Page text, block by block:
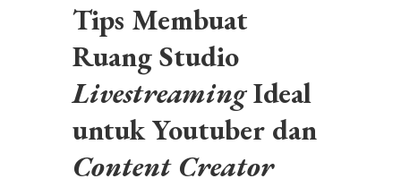
Tips Membuat
Ruang Studio
LivestreamingIdeal
untuk Youtuber dan
Content Creator